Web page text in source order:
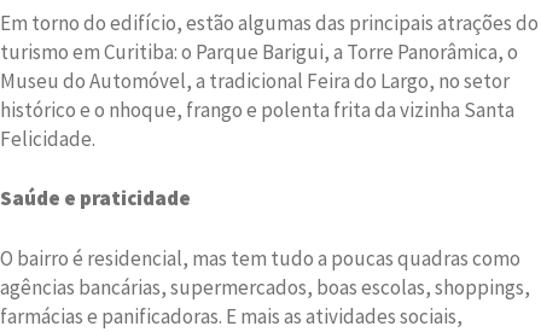
Em torno do edifício, estão algumas das principais atrações do
turismo em Curitiba: o Parque Barigui, a Torre Panorâmica, o
Museu do Automóvel, a tradicional Feira do Largo, no setor
histórico e o nhoque, frango e polenta frita da vizinha Santa
Felicidade.
Saúde e praticidade
O bairro é residencial, mas tem tudo a poucas quadras como
agências bancárias, supermercados, boas escolas, shoppings,
farmácias e panificadoras. E mais as atividades sociais,